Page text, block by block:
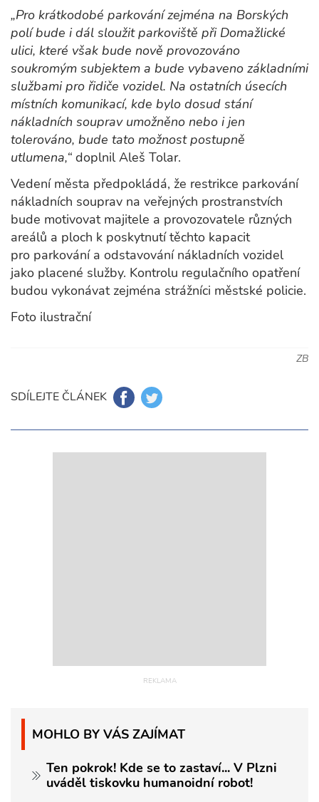
„Pro krátkodobé parkování zejména na Borských
polí bude i dál sloužit parkoviště při Domažlické
ulici, které však bude nově provozováno
soukromým subjektem a bude vybaveno základními
službami pro řidiče vozidel. Na ostatních úsecích
místních komunikací, kde bylo dosud stání
nákladních souprav umožněno nebo i jen
tolerováno, bude tato možnost postupně
utlumena,“ doplnil Aleš Tolar.
Vedení města předpokládá, že restrikce parkování
nákladních souprav na veřejných prostranstvích
bude motivovat majitele a provozovatele různých
areálů a ploch k poskytnutí těchto kapacit
pro parkování a odstavování nákladních vozidel
jako placené služby. Kontrolu regulačního opatření
budou vykonávat zejména strážníci městské policie.
Foto ilustrační
ZB
SDÍLEJTE ČLÁNEK
MOHLO BY VÁS ZAJÍMAT
Ten pokrok! Kde se to zastaví... V Plzni
uváděl tiskovku humanoidní robot!